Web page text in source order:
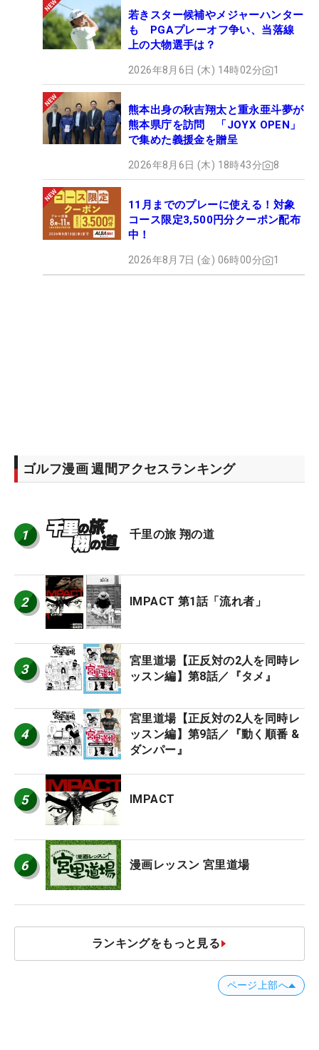
若きスター候補やメジャーハンター
も PGAプレーオフ争い、当落線
上の大物選手は？
2026年8月6日 (木) 14時02分 1
熊本出身の秋吉翔太と重永亜斗夢が
熊本県庁を訪問 「JOYX OPEN」
で集めた義援金を贈呈
2026年8月6日 (木) 18時43分 8
11月までのプレーに使える！対象
コース限定3,500円分クーポン配布
中！
2026年8月7日 (金) 06時00分 1
ゴルフ漫画 週間アクセスランキング
1 千里の旅 翔の道
2 IMPACT 第1話「流れ者」
3
宮里道場【正反対の2人を同時レ
ッスン編】第8話／『タメ』
4
宮里道場【正反対の2人を同時レ
ッスン編】第9話／『動く順番 &
ダンパー』
5 IMPACT
6 漫画レッスン 宮里道場
ランキングをもっと見る
ページ上部へ